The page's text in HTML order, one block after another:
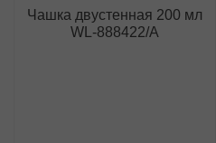
Чашка двустенная 200 мл
WL‑888422/A